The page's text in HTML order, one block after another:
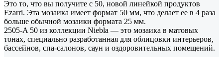
Это то, что вы получите с 50, новой линейкой продуктов
Ezarri. Эта мозаика имеет формат 50 мм, что делает ее в 4 раза
больше обычной мозаики формата 25 мм.
2505-A 50 из коллекции Niebla — это мозаика в матовых
тонах, специально разработанная для облицовки интерьеров,
бассейнов, спа-салонов, саун и оздоровительных помещений.